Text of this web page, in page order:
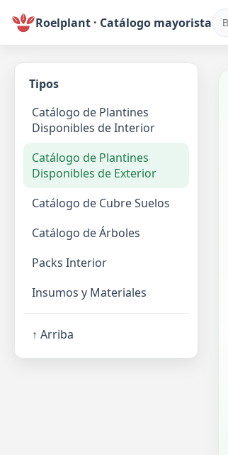
Roelplant · Catálogo mayorista
Tipos
Catálogo de Plantines
Disponibles de Interior
Catálogo de Plantines
Disponibles de Exterior
Catálogo de Cubre Suelos
Catálogo de Árboles
Packs Interior
Insumos y Materiales
↑ Arriba